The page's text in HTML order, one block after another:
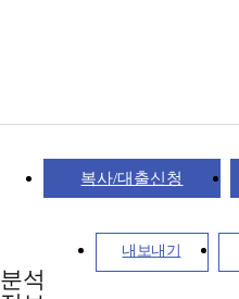
복사/대출신청
내보내기
분석